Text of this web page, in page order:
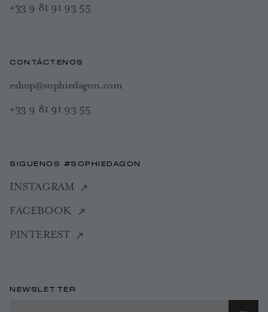
+33 9 81 91 93 55
CONTÁCTENOS
eshop@sophiedagon.com
+33 9 81 91 93 55
SIGUENOS #SOPHIEDAGON
INSTAGRAM
FACEBOOK
PINTEREST
NEWSLETTER